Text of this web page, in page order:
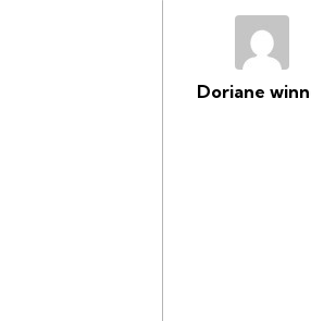
Doriane